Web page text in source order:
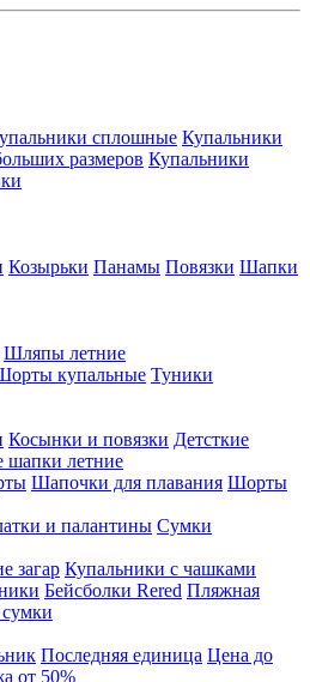
сплошные Купальники
размеров Купальники
Козырьки Панамы Повязки Шапки
Шляпы летние
купальные Туники
Косынки и повязки Детсткие
шапки летние
Шапочки для плавания Шорты
и палантины Сумки
загар Купальники с чашками
Бейсболки Rered Пляжная
Последняя единица Цена до
от 50%